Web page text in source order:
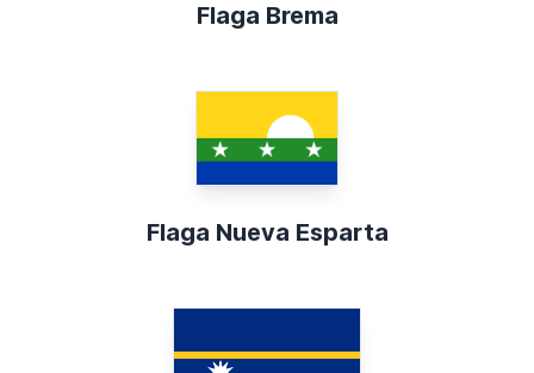
Flaga Brema
Flaga Nueva Esparta